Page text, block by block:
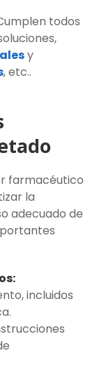
todos
y
, etc..
farmacéutico
la
adecuado de
incluidos